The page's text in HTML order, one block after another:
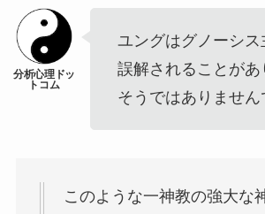
ユングはグノーシス
誤解されることがあ
そうではありません
このような一神教の強大な